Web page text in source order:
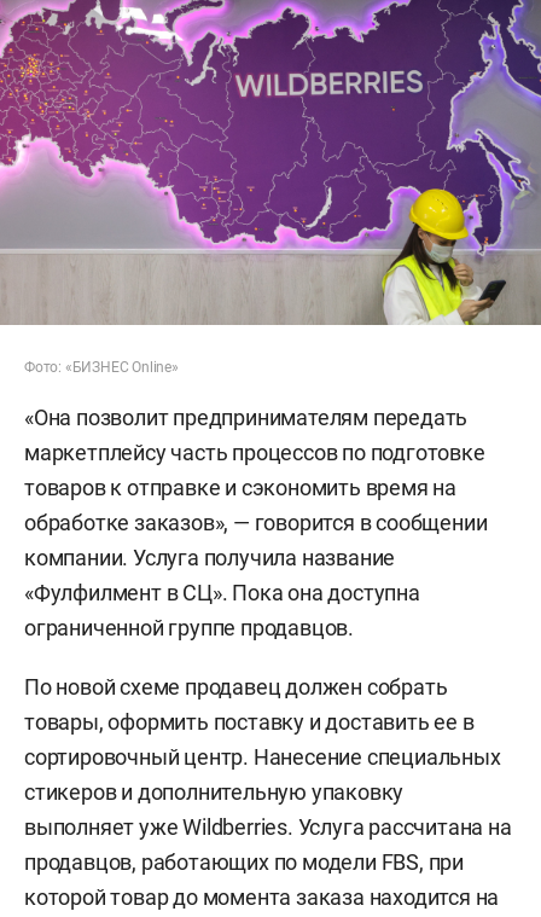
Фото: «БИЗНЕС Online»
«Она позволит предпринимателям передать
маркетплейсу часть процессов по подготовке
товаров к отправке и сэкономить время на
обработке заказов», — говорится в сообщении
компании. Услуга получила название
«Фулфилмент в СЦ». Пока она доступна
ограниченной группе продавцов.
По новой схеме продавец должен собрать
товары, оформить поставку и доставить ее в
сортировочный центр. Нанесение специальных
стикеров и дополнительную упаковку
выполняет уже Wildberries. Услуга рассчитана на
продавцов, работающих по модели FBS, при
которой товар до момента заказа находится на